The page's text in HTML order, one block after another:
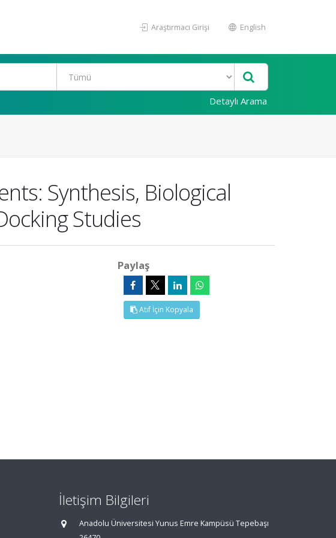
Araştırmacı Girişi English
Detaylı Arama
Synthesis, Biological
Studies
Paylaş
Atıf İçin Kopyala
İletişim Bilgileri
Anadolu Üniversitesi Yunus Emre Kampüsü Tepebaşı